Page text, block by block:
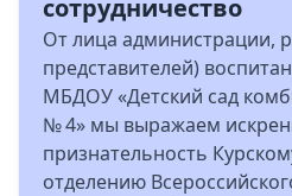
сотрудничество
От лица администрации,
представителей)
МБДОУ «Детский сад
№ 4» мы выражаем
признательность
отделению